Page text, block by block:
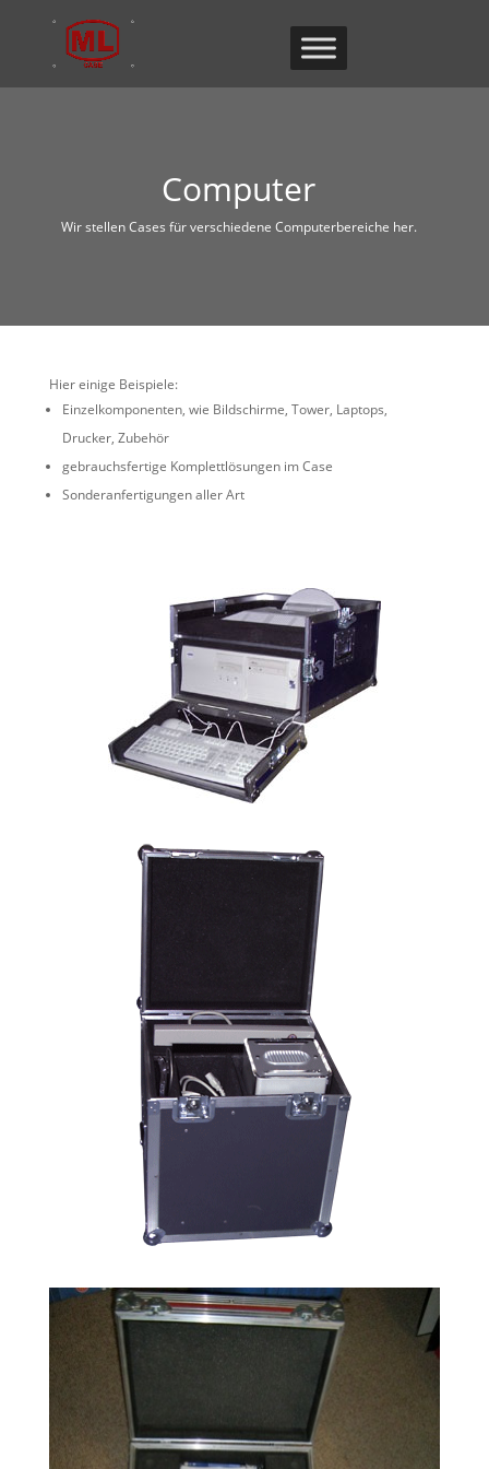
Computer
Wir stellen Cases für verschiedene Computerbereiche her.
Hier einige Beispiele:
Einzelkomponenten, wie Bildschirme, Tower, Laptops,
Drucker, Zubehör
gebrauchsfertige Komplettlösungen im Case
Sonderanfertigungen aller Art